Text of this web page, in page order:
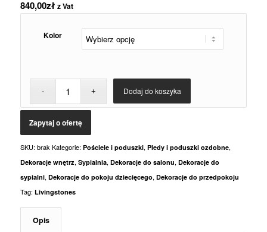
840,00zł z Vat
Kolor
Dodaj do koszyka
SKU: brak Kategorie: Pościele i poduszki, Pledy i poduszki ozdobne,
Dekoracje wnętrz, Sypialnia, Dekoracje do salonu, Dekoracje do
sypialni, Dekoracje do pokoju dziecięcego, Dekoracje do przedpokoju
Tag: Livingstones
Opis